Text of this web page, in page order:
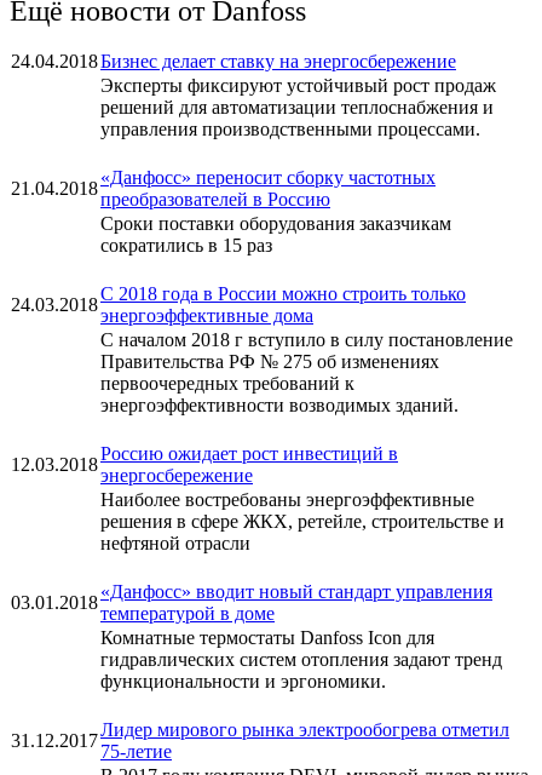
Ещё новости от Danfoss
24.04.2018Бизнес делает ставку на энергосбережение
Эксперты фиксируют устойчивый рост продаж
решений для автоматизации теплоснабжения и
управления производственными процессами.
21.04.2018
«Данфосс» переносит сборку частотных
преобразователей в Россию
Сроки поставки оборудования заказчикам
сократились в 15 раз
24.03.2018
С 2018 года в России можно строить только
энергоэффективные дома
С началом 2018 г вступило в силу постановление
Правительства РФ № 275 об изменениях
первоочередных требований к
энергоэффективности возводимых зданий.
12.03.2018
Россию ожидает рост инвестиций в
энергосбережение
Наиболее востребованы энергоэффективные
решения в сфере ЖКХ, ретейле, строительстве и
нефтяной отрасли
03.01.2018
«Данфосс» вводит новый стандарт управления
температурой в доме
Комнатные термостаты Danfoss Icon для
гидравлических систем отопления задают тренд
функциональности и эргономики.
31.12.2017
Лидер мирового рынка электрообогрева отметил
75-летие